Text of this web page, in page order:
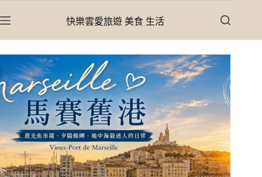
至
容
快樂雲愛旅遊 美食 生活